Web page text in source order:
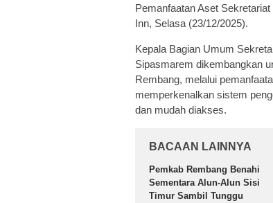
Pemanfaatan Aset
Inn, Selasa (23/12/2025).
Kepala Bagian Umum
Sipasmarem dikembangkan
Rembang, melalui
memperkenalkan sistem
dan mudah diakses.
BACAAN LAINNYA
Pemkab Rembang Benahi
Sementara Alun-Alun Sisi
Timur Sambil Tunggu